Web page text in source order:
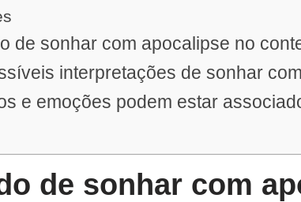
de sonhar com apocalipse no
interpretações de sonhar
e emoções podem estar
de sonhar com